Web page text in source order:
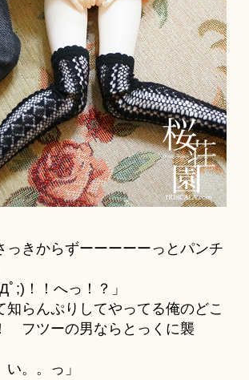
っきからずーーーーーっとパンチ
;)！！へっ！？」
知らんぷりしてやってる俺のどこ
フツーの男ならとっくに襲
。。っ」